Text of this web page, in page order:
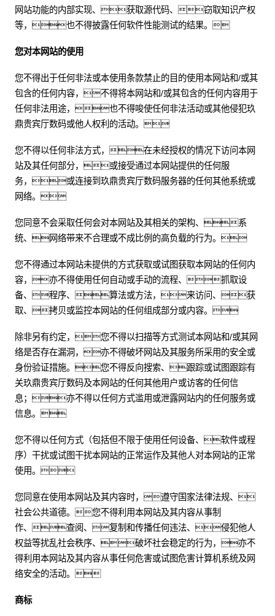
网站功能的内部实现、获取源代码、窃取知识产权
等，也不得披露任何软件性能测试的结果。
您对本网站的使用
您不得出于任何非法或本使用条款禁止的目的使用本网站和/或其
包含的任何内容，不得将本网站和/或其包含的任何内容用于
任何非法用途，也不得唆使任何非法活动或其他侵犯玖
鼎贵宾厅数码或他人权利的活动。
您不得以任何非法方式，在未经授权的情况下访问本网
站及其任何部分，或接受通过本网站提供的任何服
务，或连接到玖鼎贵宾厅数码服务器的任何其他系统或
网络。
您同意不会采取任何会对本网站及其相关的架构、系
统、网络带来不合理或不成比例的高负载的行为。
您不得通过本网站未提供的方式获取或试图获取本网站的任何内
容，亦不得使用任何自动或手动的流程、抓取设
备、程序、算法或方法，来访问、获
取、拷贝或监控本网站的任何组成部分或内容。
除非另有约定，您不得以扫描等方式测试本网站和/或其网
络是否存在漏洞，亦不得破坏网站及其服务所采用的安全或
身份验证措施。您不得反向搜索、跟踪或试图跟踪有
关玖鼎贵宾厅数码及本网站的任何其他用户或访客的任何信
息；亦不得以任何方式滥用或泄露网站内的任何服务或
信息。
您不得以任何方式（包括但不限于使用任何设备、软件或程
序）干扰或试图干扰本网站的正常运作及其他人对本网站的正常
使用。
您同意在使用本网站及其内容时，遵守国家法律法规、
社会公共道德。您不得利用本网站及其内容从事制
作、查阅、复制和传播任何违法、侵犯他人
权益等扰乱社会秩序、破坏社会稳定的行为，亦不
得利用本网站及其内容从事任何危害或试图危害计算机系统及网
络安全的活动。
商标